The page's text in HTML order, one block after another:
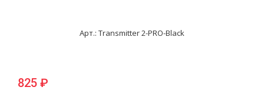
Арт.: Transmitter 2-PRO-Black
825 ₽